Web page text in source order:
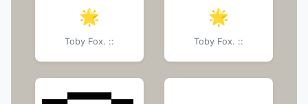
🌟
Toby Fox. ::
🌟
Toby Fox. ::